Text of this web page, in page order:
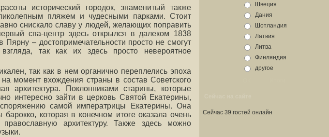
исторический городок, знаменитый также
пляжем и чудесными парками. Стоит
снискало славу у людей, желающих поправить
спа-центр здесь открылся в далеком 1838
Пярну – достопримечательности просто не смогут
так как их здесь просто невероятное
так как в нем органично переплелись эпоха
момент вхождения страны в состав Советского
архитектура. Поклонниками старины, которые
интересно зайти в церковь Святой Екатерины,
самой императрицы Екатерины. Она
которая в конечном итоге оказала очень
архитектуру. Также здесь можно
Швеция
Дания
Шотландия
Латвия
Литва
Финляндия
другое
Сейчас 39 гостей онлайн